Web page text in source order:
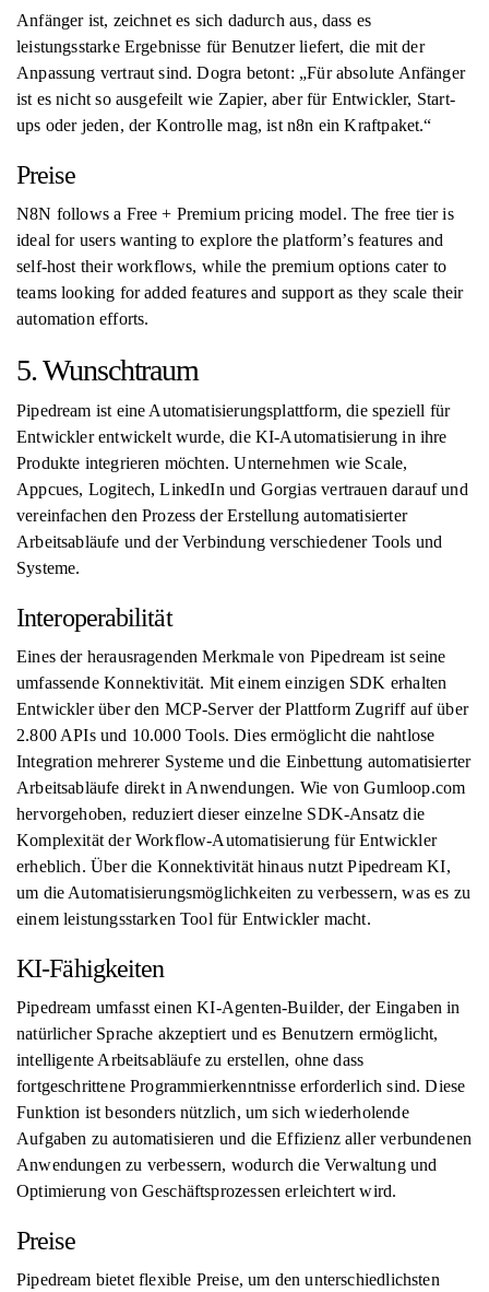
Anfänger ist, zeichnet es sich dadurch aus, dass es
leistungsstarke Ergebnisse für Benutzer liefert, die mit der
Anpassung vertraut sind. Dogra betont: „Für absolute Anfänger
ist es nicht so ausgefeilt wie Zapier, aber für Entwickler, Start-
ups oder jeden, der Kontrolle mag, ist n8n ein Kraftpaket.“
Preise
N8N follows a Free + Premium pricing model. The free tier is
ideal for users wanting to explore the platform’s features and
self-host their workflows, while the premium options cater to
teams looking for added features and support as they scale their
automation efforts.
5. Wunschtraum
Pipedream ist eine Automatisierungsplattform, die speziell für
Entwickler entwickelt wurde, die KI-Automatisierung in ihre
Produkte integrieren möchten. Unternehmen wie Scale,
Appcues, Logitech, LinkedIn und Gorgias vertrauen darauf und
vereinfachen den Prozess der Erstellung automatisierter
Arbeitsabläufe und der Verbindung verschiedener Tools und
Systeme.
Interoperabilität
Eines der herausragenden Merkmale von Pipedream ist seine
umfassende Konnektivität. Mit einem einzigen SDK erhalten
Entwickler über den MCP-Server der Plattform Zugriff auf über
2.800 APIs und 10.000 Tools. Dies ermöglicht die nahtlose
Integration mehrerer Systeme und die Einbettung automatisierter
Arbeitsabläufe direkt in Anwendungen. Wie von Gumloop.com
hervorgehoben, reduziert dieser einzelne SDK-Ansatz die
Komplexität der Workflow-Automatisierung für Entwickler
erheblich. Über die Konnektivität hinaus nutzt Pipedream KI,
um die Automatisierungsmöglichkeiten zu verbessern, was es zu
einem leistungsstarken Tool für Entwickler macht.
KI-Fähigkeiten
Pipedream umfasst einen KI-Agenten-Builder, der Eingaben in
natürlicher Sprache akzeptiert und es Benutzern ermöglicht,
intelligente Arbeitsabläufe zu erstellen, ohne dass
fortgeschrittene Programmierkenntnisse erforderlich sind. Diese
Funktion ist besonders nützlich, um sich wiederholende
Aufgaben zu automatisieren und die Effizienz aller verbundenen
Anwendungen zu verbessern, wodurch die Verwaltung und
Optimierung von Geschäftsprozessen erleichtert wird.
Preise
Pipedream bietet flexible Preise, um den unterschiedlichsten